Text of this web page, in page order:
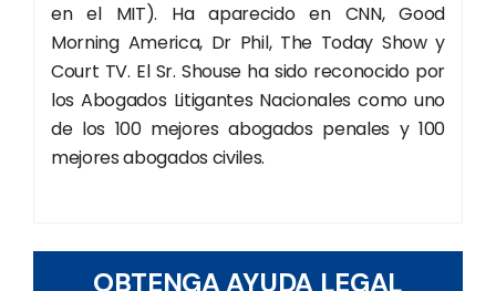
en el MIT). Ha aparecido en CNN, Good
Morning America, Dr Phil, The Today Show y
Court TV. El Sr. Shouse ha sido reconocido por
los Abogados Litigantes Nacionales como uno
de los 100 mejores abogados penales y 100
mejores abogados civiles.
OBTENGA AYUDA LEGAL